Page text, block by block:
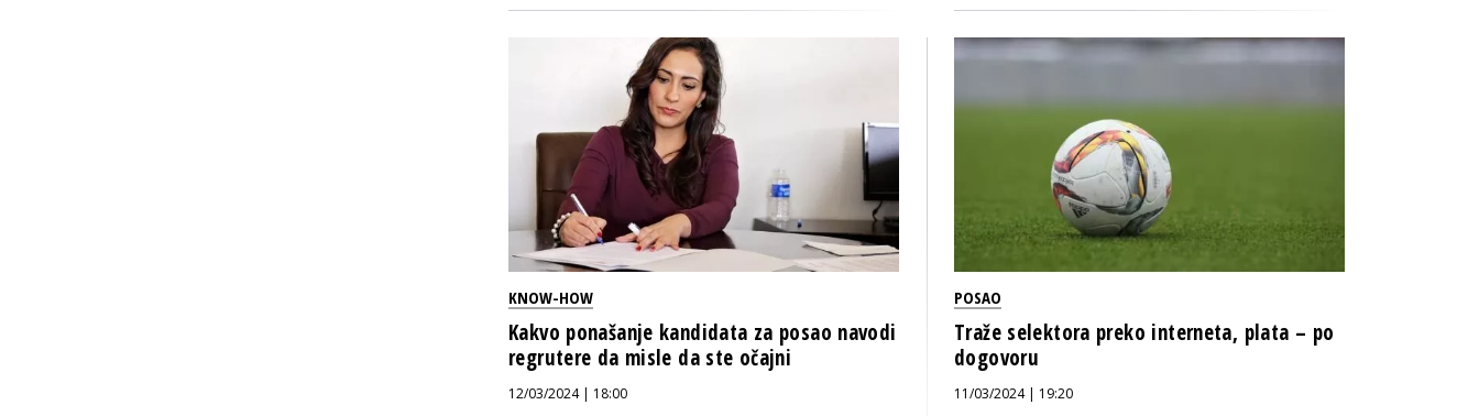
KNOW-HOW
Kakvo ponašanje kandidata za posao navodi
regrutere da misle da ste očajni
12/03/2024 | 18:00
POSAO
Traže selektora preko interneta, plata – po
dogovoru
11/03/2024 | 19:20